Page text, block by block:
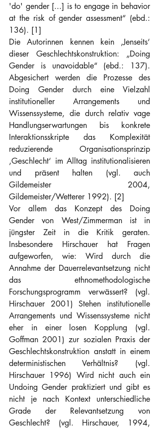
'do' gender [...] is to engage in behavior
at the risk of gender assessment“ (ebd.:
136). [1]
Die Autorinnen kennen kein ‚Jenseits‘
dieser Geschlechtskonstruktion: „Doing
Gender is unavoidable“ (ebd.: 137).
Abgesichert werden die Prozesse des
Doing Gender durch eine Vielzahl
institutioneller Arrangements und
Wissenssysteme, die durch relativ vage
Handlungserwartungen bis konkrete
Interaktionsskripte das Komplexität
reduzierende Organisationsprinzip
‚Geschlecht‘ im Alltag institutionalisieren
und präsent halten (vgl. auch
Gildemeister 2004,
Gildemeister/Wetterer 1992). [2]
Vor allem das Konzept des Doing
Gender von West/Zimmerman ist in
jüngster Zeit in die Kritik geraten.
Insbesondere Hirschauer hat Fragen
aufgeworfen, wie: Wird durch die
Annahme der Dauerrelevantsetzung nicht
das ethnomethodologische
Forschungsprogramm verwässert? (vgl.
Hirschauer 2001) Stehen institutionelle
Arrangements und Wissenssysteme nicht
eher in einer losen Kopplung (vgl.
Goffman 2001) zur sozialen Praxis der
Geschlechtskonstruktion anstatt in einem
deterministischen Verhältnis? (vgl.
Hirschauer 1996) Wird nicht auch ein
Undoing Gender praktiziert und gibt es
nicht je nach Kontext unterschiedliche
Grade der Relevantsetzung von
Geschlecht? (vgl. Hirschauer, 1994,